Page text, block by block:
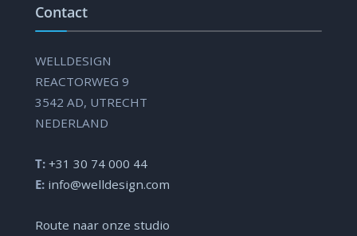
Contact
WELLDESIGN
REACTORWEG 9
3542 AD, UTRECHT
NEDERLAND
T: +31 30 74 000 44
E: info@welldesign.com
Route naar onze studio